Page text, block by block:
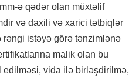
ə qədər olan müxtəlif
və daxili və xarici tətbiqlər
rəngi istəyə görə tənzimlənə
malik olan bu
edilməsi, vida ilə birləşdirilmə,